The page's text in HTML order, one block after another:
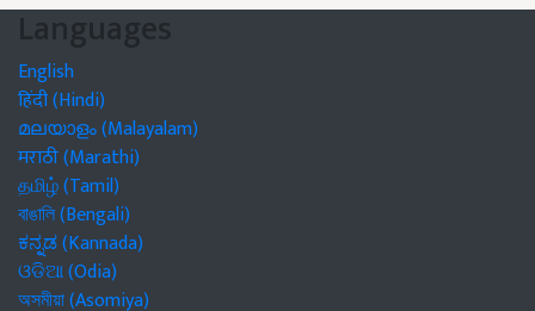
Languages
English
हिंदी (Hindi)
മലയാളം (Malayalam)
मराठी (Marathi)
தமிழ் (Tamil)
বাঙালি (Bengali)
ಕನ್ನಡ (Kannada)
ଓଡିଆ (Odia)
অসমীয়া (Asomiya)